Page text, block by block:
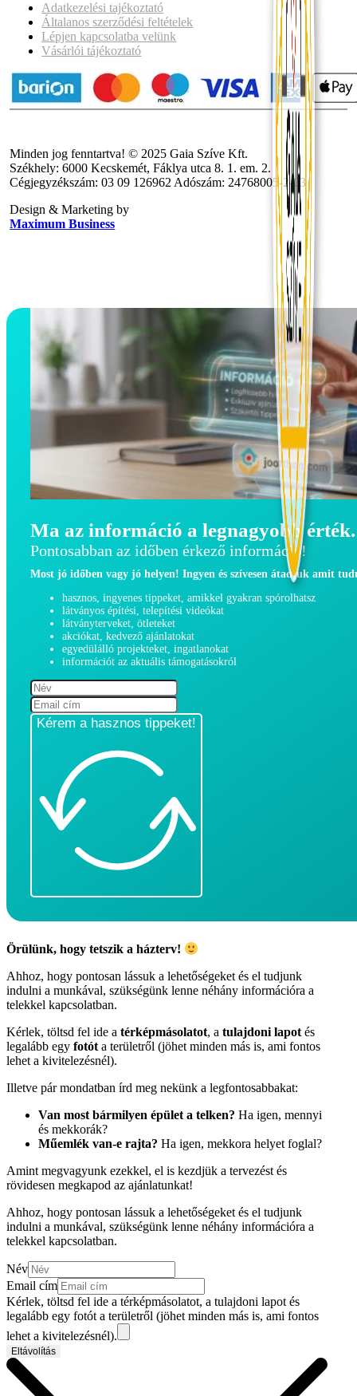
Adatkezelési tajékoztató
Általanos szerződési feltételek
Lépjen kapcsolatba velünk
Vásárlói tájékoztató
Minden jog fenntartva! © 2025 Gaia Szíve Kft.
Székhely: 6000 Kecskemét, Fáklya utca 8. 1. em. 2.
Cégjegyzékszám: 03 09 126962 Adószám: 24768005-2-03
Design & Marketing by
Maximum Business
Ma az információ a legnagyobb érték.
Pontosabban az időben érkező információ!
Most jó időben vagy jó helyen! Ingyen és szívesen átadjuk amit
hasznos, ingyenes tippeket, amikkel gyakran spórolhatsz
látványos építési, telepítési videókat
látványterveket, ötleteket
akciókat, kedvező ajánlatokat
egyedülálló projekteket, ingatlanokat
információt az aktuális támogatásokról
Kérem a hasznos tippeket!
Örülünk, hogy tetszik a házterv!
Ahhoz, hogy pontosan lássuk a lehetőségeket és el tudjunk
indulni a munkával, szükségünk lenne néhány információra a
telekkel kapcsolatban.
Kérlek, töltsd fel ide a térképmásolatot, a tulajdoni lapot és
legalább egy fotót a területről (jöhet minden más is, ami fontos
lehet a kivitelezésnél).
Illetve pár mondatban írd meg nekünk a legfontosabbakat:
Van most bármilyen épület a telken? Ha igen, mennyi
és mekkorák?
Műemlék van-e rajta? Ha igen, mekkora helyet foglal?
Amint megvagyunk ezekkel, el is kezdjük a tervezést és
rövidesen megkapod az ajánlatunkat!
Ahhoz, hogy pontosan lássuk a lehetőségeket és el tudjunk
indulni a munkával, szükségünk lenne néhány információra a
telekkel kapcsolatban.
Név
Email cím
Kérlek, töltsd fel ide a térképmásolatot, a tulajdoni lapot és
legalább egy fotót a területről (jöhet minden más is, ami fontos
lehet a kivitelezésnél).
Eltávolítás